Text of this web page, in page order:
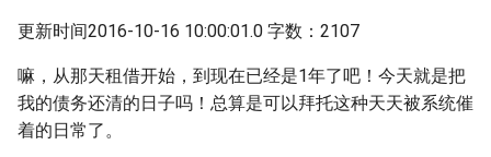
更新时间2016-10-16 10:00:01.0 字数：2107
嘛，从那天租借开始，到现在已经是1年了吧！今天就是把
我的债务还清的日子吗！总算是可以拜托这种天天被系统催
着的日常了。